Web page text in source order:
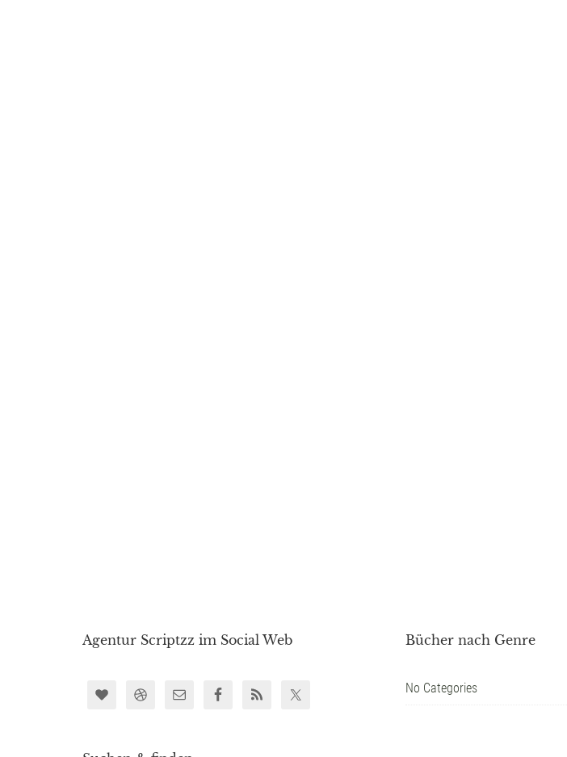
Agentur Scriptzz im Social Web Bücher nach Genre
No Categories